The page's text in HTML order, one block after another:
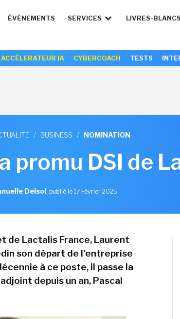
ÉVÉNEMENTS SERVICES LIVRES-BLANCS
ACCÉLERATEUR IA CYBERCOACH TESTS
/ BUSINESS / NOMINATION
promu DSI de
Delsol, publié le 17 Février 2025
de Lactalis France, Laurent
son départ de l'entreprise
à ce poste, il passe la
depuis un an, Pascal